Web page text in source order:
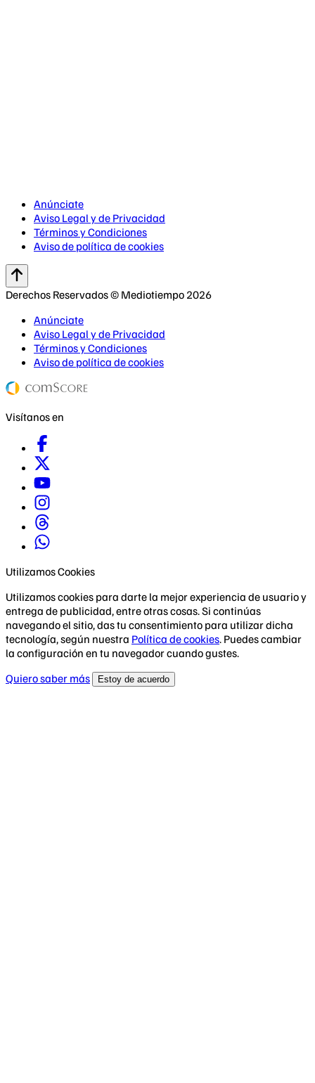
Anúnciate
Aviso Legal y de Privacidad
Términos y Condiciones
Aviso de política de cookies
Derechos Reservados © Mediotiempo 2026
Anúnciate
Aviso Legal y de Privacidad
Términos y Condiciones
Aviso de política de cookies
Visítanos en
Utilizamos Cookies
Utilizamos cookies para darte la mejor experiencia de usuario y
entrega de publicidad, entre otras cosas. Si continúas
navegando el sitio, das tu consentimiento para utilizar dicha
tecnología, según nuestra Política de cookies. Puedes cambiar
la configuración en tu navegador cuando gustes.
Quiero saber más
Estoy de acuerdo